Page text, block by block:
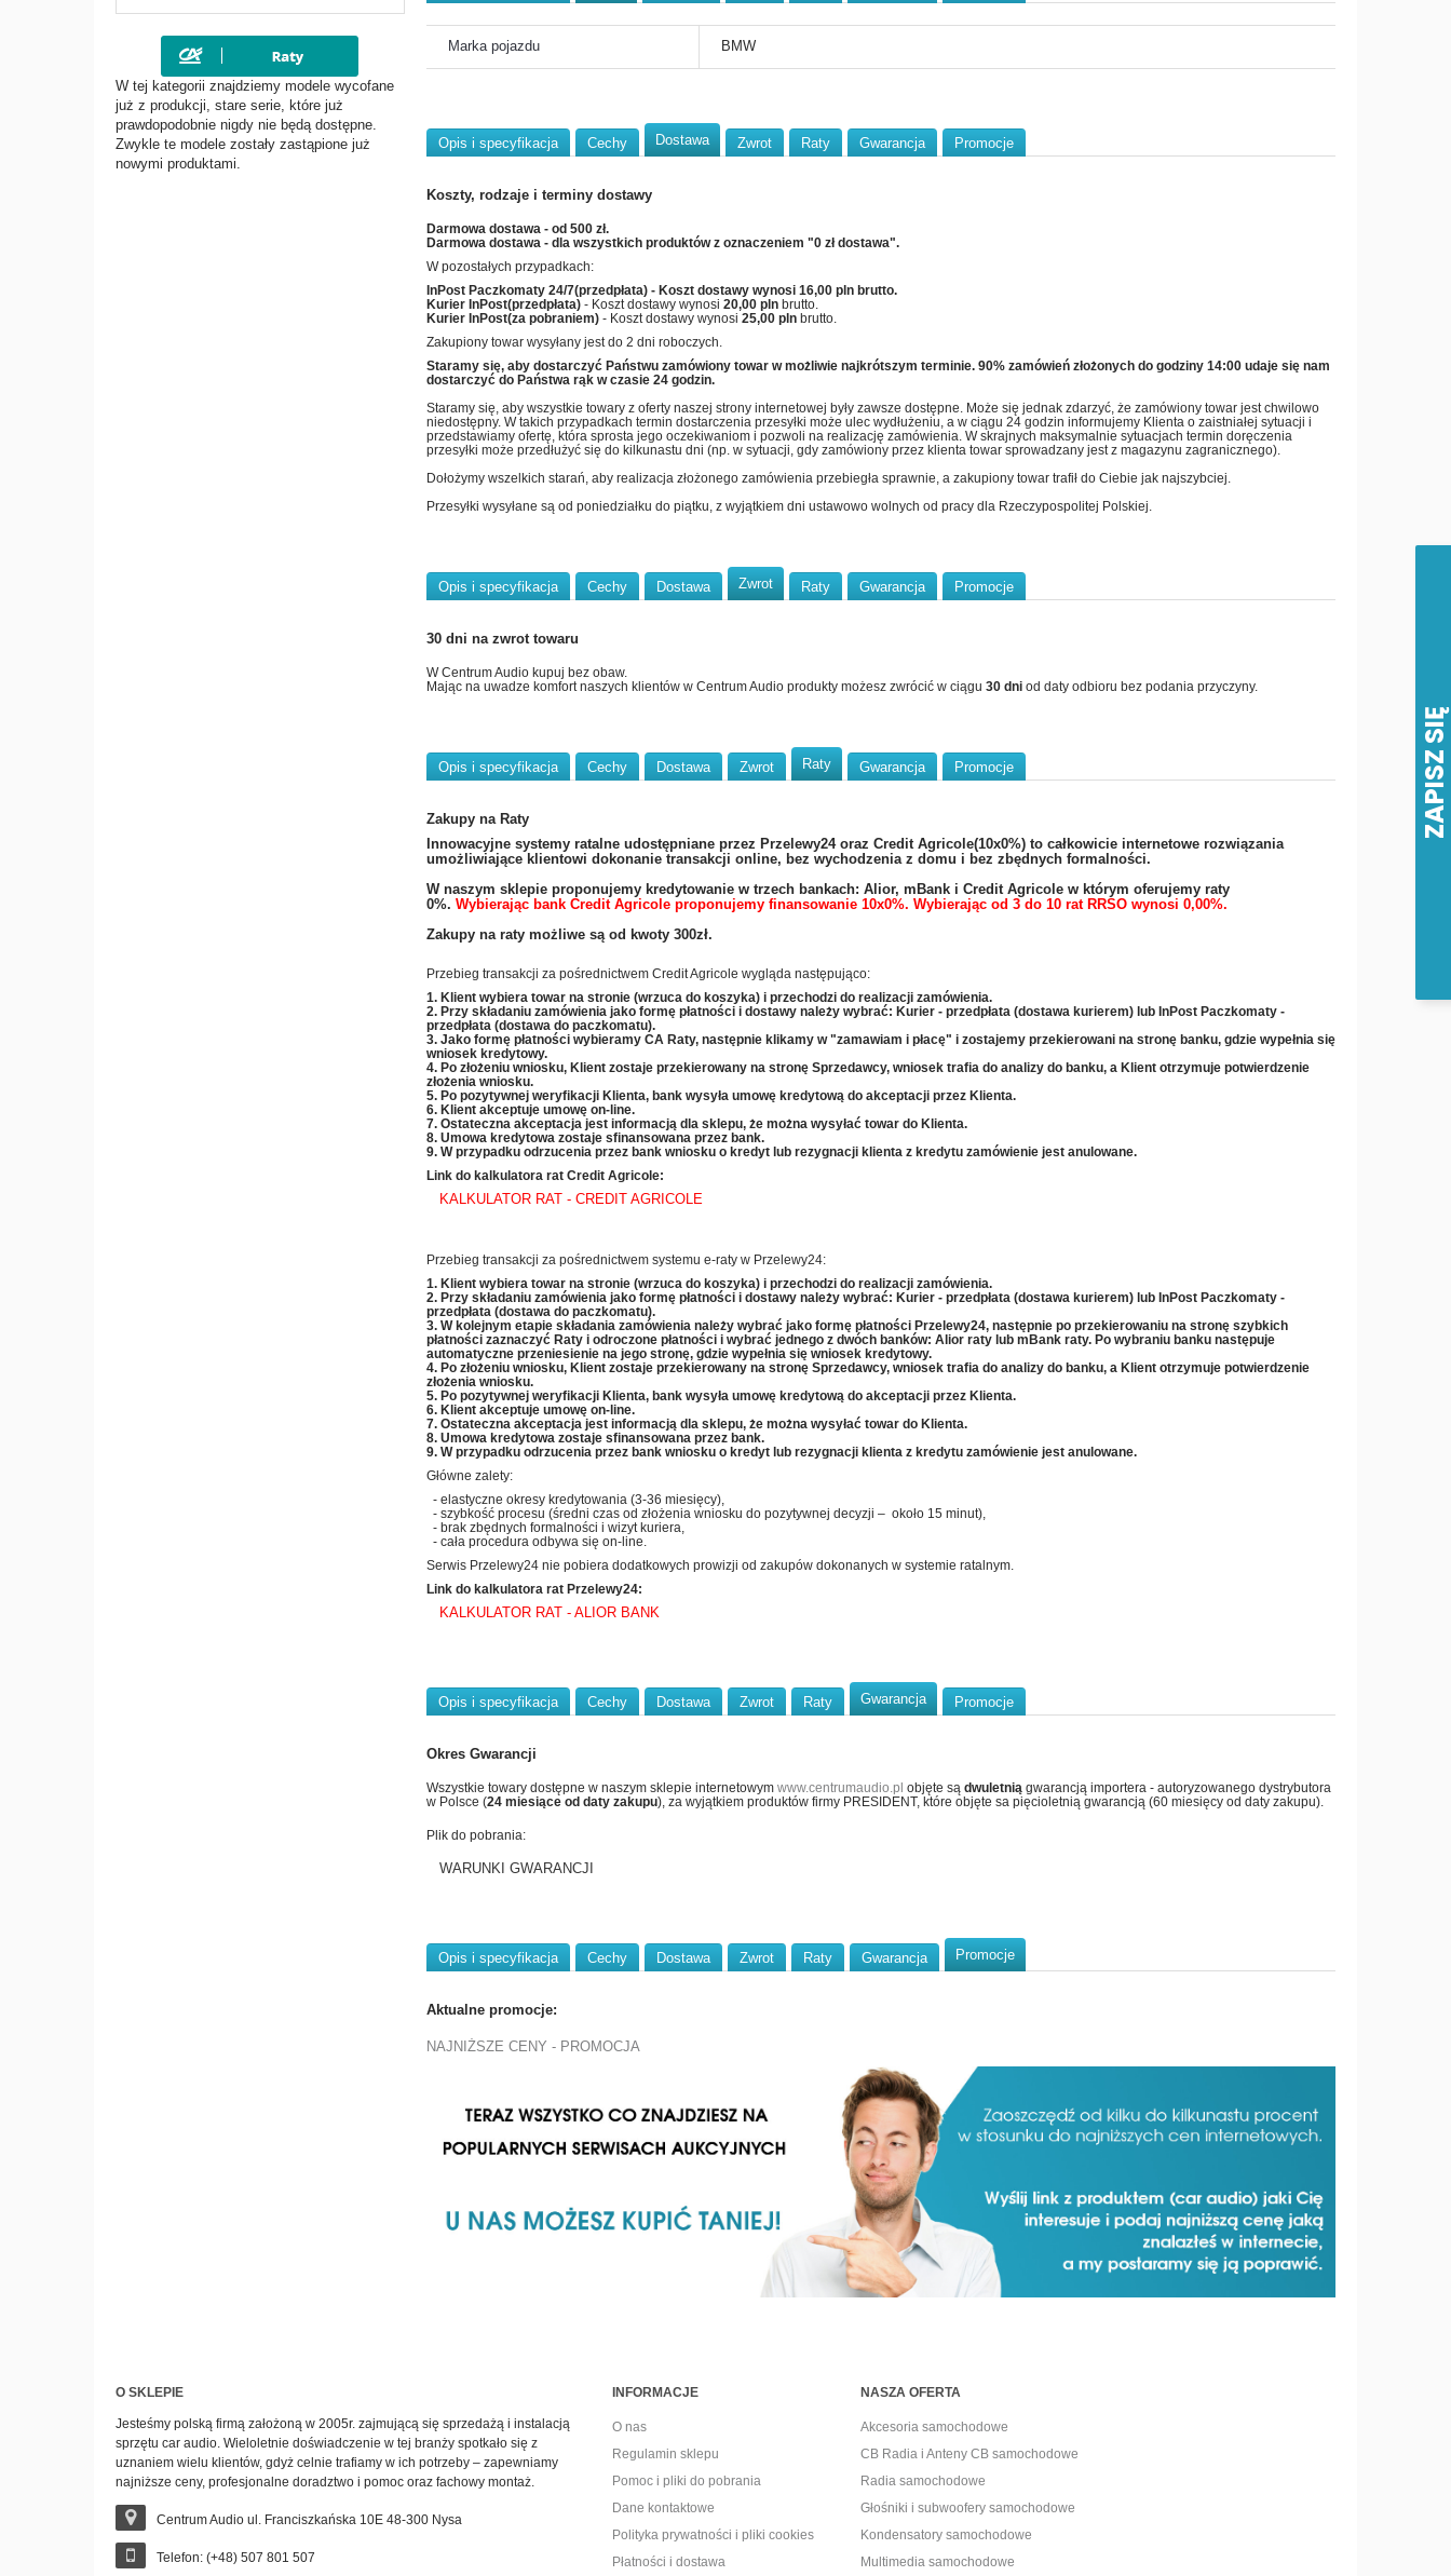
W tej kategorii znajdziemy modele wycofane
już z produkcji, stare serie, które już
prawdopodobnie nigdy nie będą dostępne.
Zwykle te modele zostały zastąpione już
nowymi produktami.
Marka pojazdu BMW
Opis i specyfikacja Cechy Dostawa Zwrot Raty Gwarancja Promocje
Koszty, rodzaje i terminy dostawy
Darmowa dostawa - od 500 zł.
Darmowa dostawa - dla wszystkich produktów z oznaczeniem "0 zł dostawa".
W pozostałych przypadkach:
InPost Paczkomaty 24/7(przedpłata)- Koszt dostawy wynosi 16,00 plnbrutto.
Kurier InPost(przedpłata)- Koszt dostawy wynosi 20,00 plnbrutto.
Kurier InPost(za pobraniem)- Koszt dostawy wynosi 25,00 plnbrutto.
Zakupiony towar wysyłany jest do 2 dni roboczych.
Staramy się, aby dostarczyć Państwu zamówiony towar w możliwie najkrótszym terminie. 90% zamówień złożonych do godziny 14:00 udaje się nam
dostarczyć do Państwa rąk w czasie 24 godzin.
Staramy się, aby wszystkie towary z oferty naszej strony internetowej były zawsze dostępne. Może się jednak zdarzyć, że zamówiony towar jest chwilowo
niedostępny. W takich przypadkach termin dostarczenia przesyłki może ulec wydłużeniu, a w ciągu 24 godzin informujemy Klienta o zaistniałej sytuacji i
przedstawiamy ofertę, która sprosta jego oczekiwaniom i pozwoli na realizację zamówienia. W skrajnych maksymalnie sytuacjach termin doręczenia
przesyłki może przedłużyć się do kilkunastu dni (np. w sytuacji, gdy zamówiony przez klienta towar sprowadzany jest z magazynu zagranicznego).
Dołożymy wszelkich starań, aby realizacja złożonego zamówienia przebiegła sprawnie, a zakupiony towar trafił do Ciebie jak najszybciej.
Przesyłki wysyłane są od poniedziałku do piątku, z wyjątkiem dni ustawowo wolnych od pracy dla Rzeczypospolitej Polskiej.
Opis i specyfikacja Cechy Dostawa Zwrot Raty Gwarancja Promocje
30 dni na zwrot towaru
W Centrum Audio kupuj bez obaw.
Mając na uwadze komfort naszych klientów w Centrum Audio produkty możesz zwrócić w ciągu 30 dniod daty odbioru bez podania przyczyny.
Opis i specyfikacja Cechy Dostawa Zwrot Raty Gwarancja Promocje
Zakupy na Raty
​Innowacyjne systemy ratalne udostępniane przez Przelewy24 oraz Credit Agricole(10x0%) to całkowicie internetowe rozwiązania
umożliwiające klientowi dokonanie transakcji online, bez wychodzenia z domu i bez zbędnych formalności.
W naszym sklepie proponujemy kredytowanie w trzech bankach: Alior, mBank i Credit Agricole w którym oferujemy raty
0%. Wybierając bank Credit Agricole proponujemy finansowanie 10x0%. Wybierając od 3 do 10 rat RRSO wynosi 0,00%.
Zakupy na raty możliwe są od kwoty 300zł.
Przebieg transakcji za pośrednictwem Credit Agricole wygląda następująco:
1. Klient wybiera towar na stronie (wrzuca do koszyka) i przechodzi do realizacji zamówienia.
2. Przy składaniu zamówienia jako formę płatności i dostawy należy wybrać: Kurier - przedpłata (dostawa kurierem) lub InPost Paczkomaty -
przedpłata (dostawa do paczkomatu).
3. Jako formę płatności wybieramy CA Raty, następnie klikamy w "zamawiam i płacę" i zostajemy przekierowani na stronę banku, gdzie wypełnia się
wniosek kredytowy.
4. Po złożeniu wniosku, Klient zostaje przekierowany na stronę Sprzedawcy, wniosek trafia do analizy do banku, a Klient otrzymuje potwierdzenie
złożenia wniosku.
5. Po pozytywnej weryfikacji Klienta, bank wysyła umowę kredytową do akceptacji przez Klienta.
6. Klient akceptuje umowę on-line.
7. Ostateczna akceptacja jest informacją dla sklepu, że można wysyłać towar do Klienta.
8. Umowa kredytowa zostaje sfinansowana przez bank.
9. W przypadku odrzucenia przez bank wniosku o kredyt lub rezygnacji klienta z kredytu zamówienie jest anulowane.
Link do kalkulatora rat Credit Agricole:
KALKULATOR RAT - CREDIT AGRICOLE
Przebieg transakcji za pośrednictwem systemu e-raty w Przelewy24:
1. Klient wybiera towar na stronie (wrzuca do koszyka) i przechodzi do realizacji zamówienia.
2. Przy składaniu zamówienia jako formę płatności i dostawy należy wybrać: Kurier - przedpłata (dostawa kurierem) lub InPost Paczkomaty -
przedpłata (dostawa do paczkomatu).
3. W kolejnym etapie składania zamówienia należy wybrać jako formę płatności Przelewy24, następnie po przekierowaniu na stronę szybkich
płatności zaznaczyć Raty i odroczone płatności i wybrać jednego z dwóch banków: Alior raty lub mBank raty. Po wybraniu banku następuje
automatyczne przeniesienie na jego stronę, gdzie wypełnia się wniosek kredytowy.
4. Po złożeniu wniosku, Klient zostaje przekierowany na stronę Sprzedawcy, wniosek trafia do analizy do banku, a Klient otrzymuje potwierdzenie
złożenia wniosku.
5. Po pozytywnej weryfikacji Klienta, bank wysyła umowę kredytową do akceptacji przez Klienta.
6. Klient akceptuje umowę on-line.
7. Ostateczna akceptacja jest informacją dla sklepu, że można wysyłać towar do Klienta.
8. Umowa kredytowa zostaje sfinansowana przez bank.
9. W przypadku odrzucenia przez bank wniosku o kredyt lub rezygnacji klienta z kredytu zamówienie jest anulowane.
Główne zalety:
- elastyczne okresy kredytowania (3-36 miesięcy),
- szybkość procesu (średni czas od złożenia wniosku do pozytywnej decyzji – około 15 minut),
- brak zbędnych formalności i wizyt kuriera,
- cała procedura odbywa się on-line.
Serwis Przelewy24 nie pobiera dodatkowych prowizji od zakupów dokonanych w systemie ratalnym.
Link do kalkulatora rat Przelewy24:
KALKULATOR RAT - ALIOR BANK
Opis i specyfikacja Cechy Dostawa Zwrot Raty Gwarancja Promocje
Okres Gwarancji
Wszystkie towary dostępne w naszym sklepie internetowym www.centrumaudio.pl objęte są dwuletniągwarancją importera - autoryzowanego dystrybutora
w Polsce (24 miesiące od daty zakupu), za wyjątkiem produktów firmy PRESIDENT, które objęte sa pięcioletnią gwarancją (60 miesięcy od daty zakupu).
Plik do pobrania:
WARUNKI GWARANCJI
Opis i specyfikacja Cechy Dostawa Zwrot Raty Gwarancja Promocje
Aktualne promocje:
NAJNIŻSZE CENY - PROMOCJA
O SKLEPIE
Jesteśmy polską firmą założoną w 2005r. zajmującą się sprzedażą i instalacją
sprzętu car audio. Wieloletnie doświadczenie w tej branży spotkało się z
uznaniem wielu klientów, gdyż celnie trafiamy w ich potrzeby – zapewniamy
najniższe ceny, profesjonalne doradztwo i pomoc oraz fachowy montaż.
Centrum Audio ul. Franciszkańska 10E 48-300 Nysa
Telefon: (+48) 507 801 507
INFORMACJE
O nas
Regulamin sklepu
Pomoc i pliki do pobrania
Dane kontaktowe
Polityka prywatności i pliki cookies
Płatności i dostawa
NASZA OFERTA
Akcesoria samochodowe
CB Radia i Anteny CB samochodowe
Radia samochodowe
Głośniki i subwoofery samochodowe
Kondensatory samochodowe
Multimedia samochodowe